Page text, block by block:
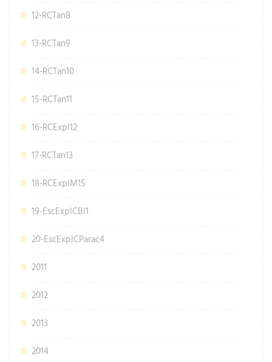
12-RCTan8
13-RCTan9
14-RCTan10
15-RCTan11
16-RCExpl12
17-RCTan13
18-RCExplM15
19-EscExplCBl1
20-EscExplCParac4
2011
2012
2013
2014